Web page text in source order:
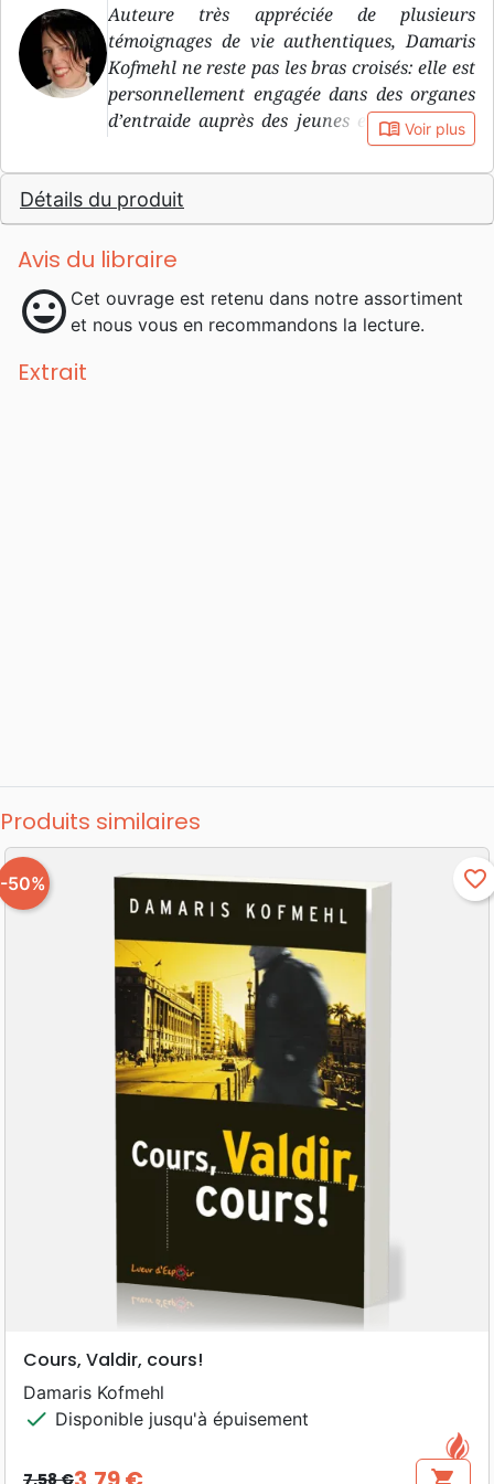
Auteure très appréciée de plusieurs
témoignages de vie authentiques, Damaris
Kofmehl ne reste pas les bras croisés: elle est
personnellement engagée dans des organes
d’entraide auprès des jeunes et enfants des
book_open Voir plus
Détails du produit
Avis du libraire
mood Cet ouvrage est retenu dans notre assortiment
et nous vous en recommandons la lecture.
Extrait
Produits similaires
-50% favorite_border
Cours, Valdir, cours!
Damaris Kofmehl
check Disponible jusqu'à épuisement
7,58 €